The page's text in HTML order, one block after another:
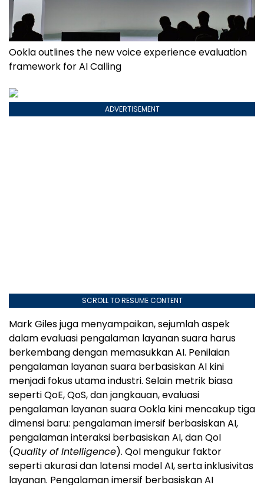
Ookla outlines the new voice experience evaluation
framework for AI Calling
ADVERTISEMENT
SCROLL TO RESUME CONTENT
Mark Giles juga menyampaikan, sejumlah aspek
dalam evaluasi pengalaman layanan suara harus
berkembang dengan memasukkan AI. Penilaian
pengalaman layanan suara berbasiskan AI kini
menjadi fokus utama industri. Selain metrik biasa
seperti QoE, QoS, dan jangkauan, evaluasi
pengalaman layanan suara Ookla kini mencakup tiga
dimensi baru: pengalaman imersif berbasiskan AI,
pengalaman interaksi berbasiskan AI, dan QoI
(Quality of Intelligence). QoI mengukur faktor
seperti akurasi dan latensi model AI, serta inklusivitas
layanan. Pengalaman imersif berbasiskan AI